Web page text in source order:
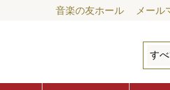
音楽の友ホール メール